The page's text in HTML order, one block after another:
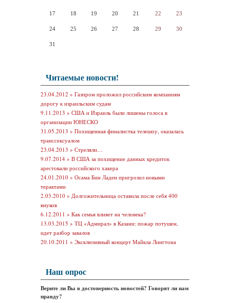
17 18 19 20 21 22 23
24 25 26 27 28 29 30
31
Читаемые новости!
23.04.2012 » Газпром проложил российским компаниям
дорогу к израильским судам
9.11.2013 » США и Израиль были лишены голоса в
организации ЮНЕСКО
31.05.2013 » Похищенная финалистка телешоу, оказалась
транссексуалом
23.04.2013 » Стреляли…
9.07.2014 » В США за похищение данных кредиток
арестовали российского хакера
24.01.2010 » Осама Бин Ладен пригрозил новыми
терактами
2.03.2010 » Долгожительница оставила после себя 400
внуков
6.12.2011 » Как семья влияет на человека?
13.03.2015 » ТЦ «Адмирал» в Казани: пожар потушен,
идет разбор завалов
20.10.2011 » Эксклюзивный концерт Майкла Лингтона
Наш опрос
Верите ли Вы в достоверность новостей? Говорят ли нам
правду?